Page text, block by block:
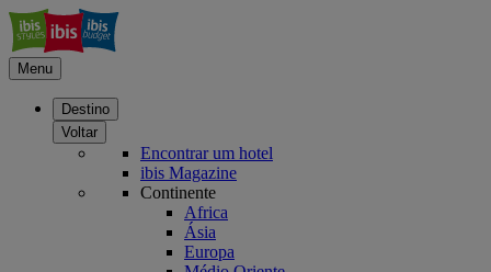
Menu
Destino
Voltar
Encontrar um hotel
ibis Magazine
Continente
Africa
Ásia
Europa